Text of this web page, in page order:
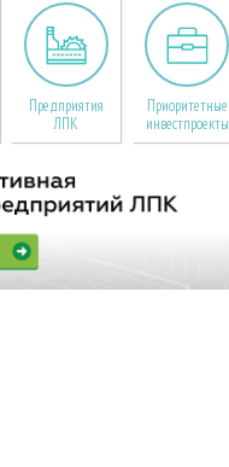
Предприятия
ЛПК
Приоритетные
инвестпроекты